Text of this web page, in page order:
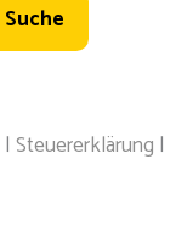
| Steuererklärung |